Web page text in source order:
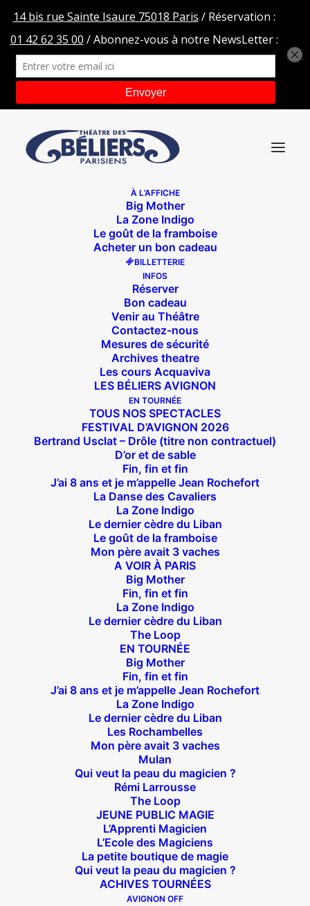
À L’AFFICHE
Big Mother
La Zone Indigo
Le goût de la framboise
Acheter un bon cadeau
BILLETTERIE
INFOS
Réserver
Bon cadeau
Venir au Théâtre
Contactez-nous
Mesures de sécurité
Archives theatre
Les cours Acquaviva
LES BÉLIERS AVIGNON
EN TOURNÉE
TOUS NOS SPECTACLES
FESTIVAL D’AVIGNON 2026
Bertrand Usclat – Drôle (titre non contractuel)
D’or et de sable
Fin, fin et fin
J’ai 8 ans et je m’appelle Jean Rochefort
La Danse des Cavaliers
La Zone Indigo
Le dernier cèdre du Liban
Le goût de la framboise
Mon père avait 3 vaches
A VOIR À PARIS
Big Mother
Fin, fin et fin
La Zone Indigo
Le dernier cèdre du Liban
The Loop
EN TOURNÉE
Big Mother
Fin, fin et fin
J’ai 8 ans et je m’appelle Jean Rochefort
La Zone Indigo
Le dernier cèdre du Liban
Les Rochambelles
Mon père avait 3 vaches
Mulan
Qui veut la peau du magicien ?
Rémi Larrousse
The Loop
JEUNE PUBLIC MAGIE
L’Apprenti Magicien
L’Ecole des Magiciens
La petite boutique de magie
Qui veut la peau du magicien ?
ACHIVES TOURNÉES
AVIGNON OFF
LA432
Théâtre des Béliers Avignon
Suivez nous !
Théâtre des Béliers Parisiens
14 bis rue Sainte Isaure 75018 Paris
Joffrin / Simplon – Loc :01 42 62 35 00
À l’affiche